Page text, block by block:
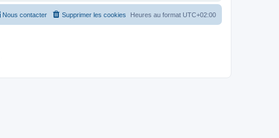
Heures au format UTC+02:00
Supprimer les cookies
Nous contacter